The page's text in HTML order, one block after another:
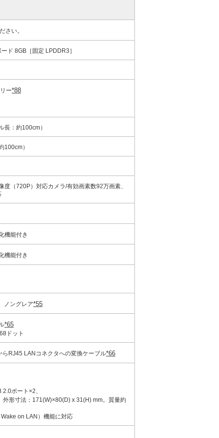
さい。
ド 8GB［固定 LPDDR3］
ー*88
長：約100cm）
100cm）
度（720P）対応カメラ/有効画素数92万画素、
機能付き
機能付き
ノングレア*55
*65
ドット
RJ45 LANコネクタへの変換ケーブル*66
ポート×2、
形寸法：171(W)×80(D) x 31(H) mm。質量約
on LAN）機能に対応